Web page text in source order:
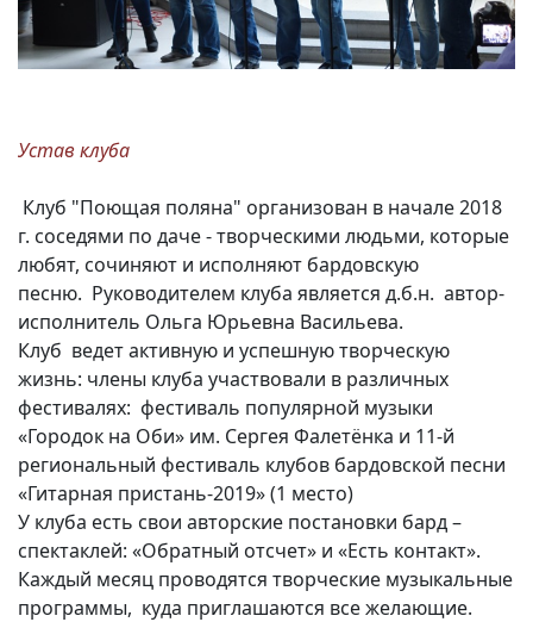
Устав клуба
Клуб "Поющая поляна" организован в начале 2018
г. соседями по даче - творческими людьми, которые
любят, сочиняют и исполняют бардовскую
песню. Руководителем клуба является д.б.н. автор-
исполнитель Ольга Юрьевна Васильева.
Клуб ведет активную и успешную творческую
жизнь: члены клуба участвовали в различных
фестивалях: фестиваль популярной музыки
«Городок на Оби» им. Сергея Фалетёнка и 11-й
региональный фестиваль клубов бардовской песни
«Гитарная пристань-2019» (1 место)
У клуба есть свои авторские постановки бард –
спектаклей: «Обратный отсчет» и «Есть контакт».
Каждый месяц проводятся творческие музыкальные
программы, куда приглашаются все желающие.